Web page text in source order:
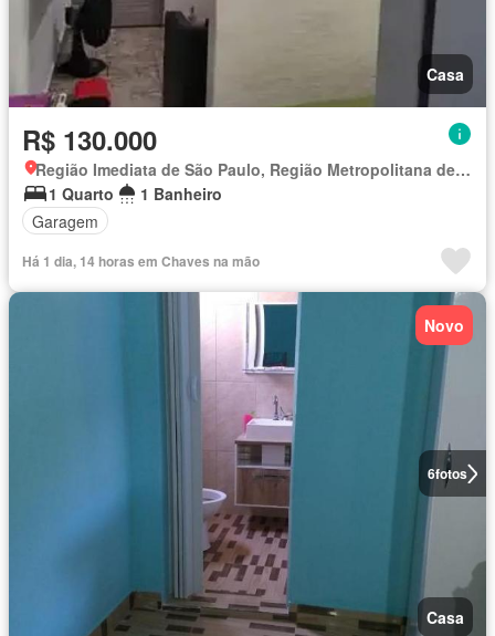
Casa
R$ 130.000
Região Imediata de São Paulo, Região Metropolitana de São Paulo
1 Quarto
1 Banheiro
Garagem
Há 1 dia, 14 horas em Chaves na mão
6fotos
Novo
Casa